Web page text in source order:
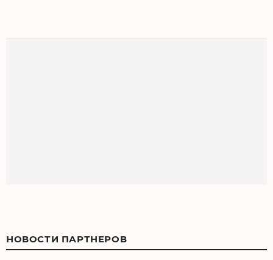
НОВОСТИ ПАРТНЕРОВ